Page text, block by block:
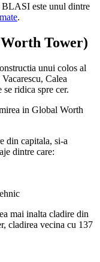
este unul dintre
.
Tower)
unui colos al
Calea
se ridica spre cer.
in Global Worth
din capitala, si-a
dintre care:
mai inalta cladire din
cladirea vecina cu 137